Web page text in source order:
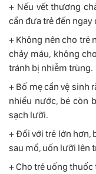
+ Nếu vết thương
cần đưa trẻ đến ngay
+ Không nên cho trẻ
chảy máu, không
tránh bị nhiễm trùng.
+ Bố mẹ cần vệ sinh
nhiều nước, bé còn
sạch lưỡi.
+ Đối với trẻ lớn hơn,
sau mổ, uốn lưỡi lên
+ Cho trẻ uống thuốc